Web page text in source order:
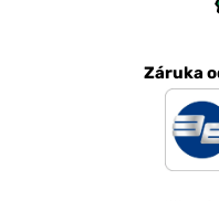
Záruka